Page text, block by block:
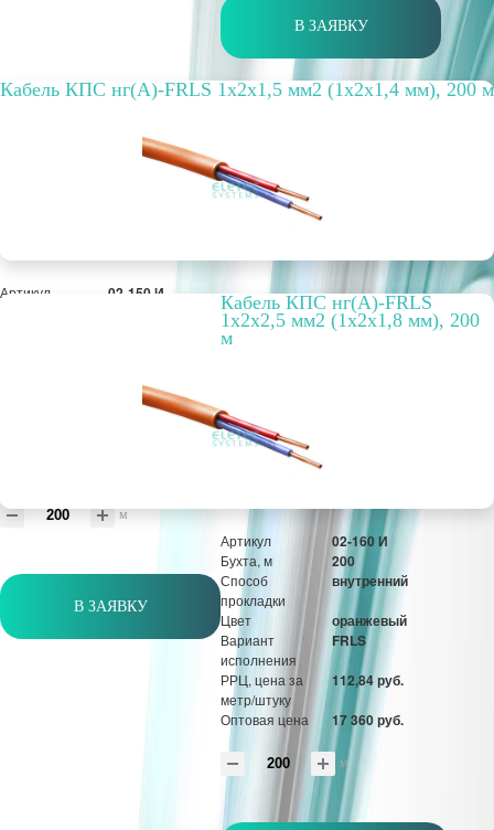
В ЗАЯВКУ
Кабель КПС нг(А)-FRLS 1х2х1,5 мм2 (1х2х1,4 мм), 200 м
Артикул 02-150 И
м
В ЗАЯВКУ
Кабель КПС нг(А)-FRLS
1х2х2,5 мм2 (1х2х1,8 мм), 200
м
Артикул 02-160 И
Бухта, м 200
Способ
прокладки
внутренний
Цвет оранжевый
Вариант
исполнения
FRLS
РРЦ, цена за
метр/штуку
112,84 руб.
Оптовая цена 17 360 руб.
м